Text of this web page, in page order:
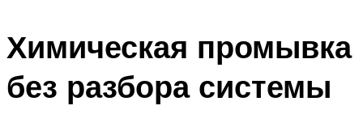
Химическая промывка
без разбора системы